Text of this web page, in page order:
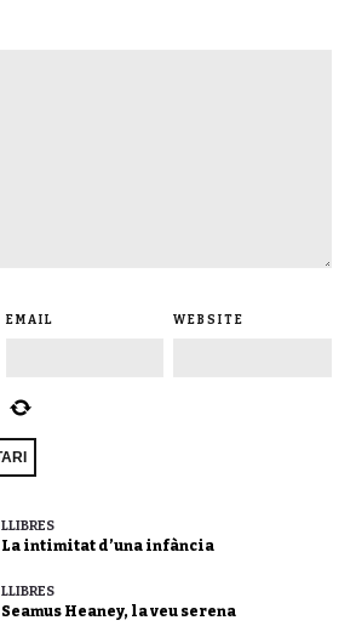
EMAIL WEBSITE
LLIBRES
La intimitat d’una infància
LLIBRES
Seamus Heaney, la veu serena